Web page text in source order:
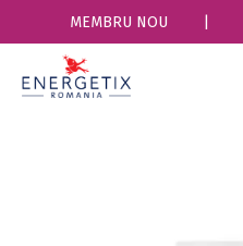
MEMBRU NOU